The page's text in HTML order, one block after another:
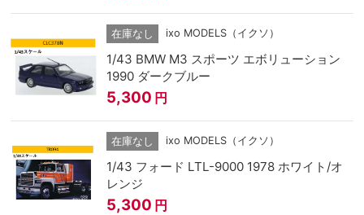
在庫なし ixo MODELS（イクソ）
1/43 BMW M3 スポーツ エボリューション
1990 ダークブルー
5,300 円
在庫なし ixo MODELS（イクソ）
1/43 フォード LTL-9000 1978 ホワイト/オ
レンジ
5,300 円